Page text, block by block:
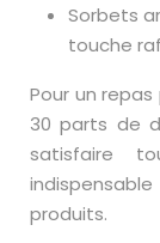
Sorbets
touche
Pour un
30 parts de
satisfaire
produits.